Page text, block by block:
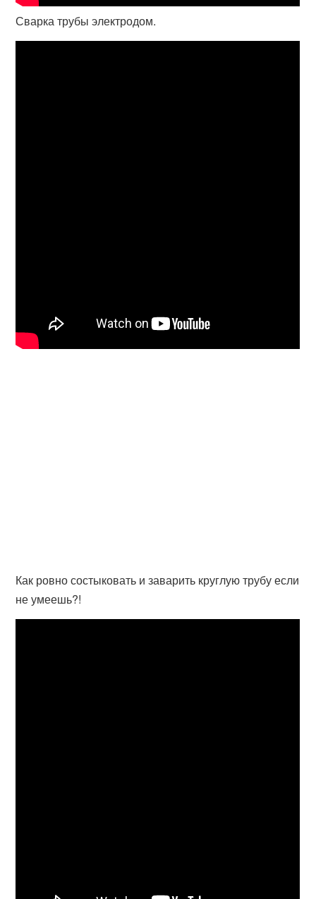
Сварка трубы электродом.
Как ровно состыковать и заварить круглую трубу если
не умеешь?!